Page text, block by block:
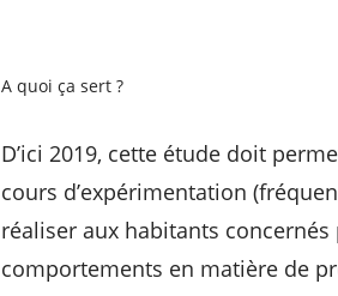
A quoi ça sert ?
D’ici 2019, cette étude doit
cours d’expérimentation
réaliser aux habitants
comportements en matière de